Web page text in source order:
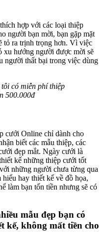
hợp với các loại thiệp
người bạn mời, bạn gặp mặt
tỏ ra trịnh trọng hơn. Vì việc
xu hướng người được mời sẽ
người thất bại trong việc dùng
có miễn phí thiệp
500.000đ
cưới Online chỉ dành cho
biết các mẫu thiệp, các
đẹp mắt. Ngày cưới là
kế những thiệp cưới tốt
những người chưa từng qua
hay thiết kế về đồ họa,
làm bạn tốn tiền nhưng sẽ có
mẫu đẹp bạn có
kế, không mất tiền cho